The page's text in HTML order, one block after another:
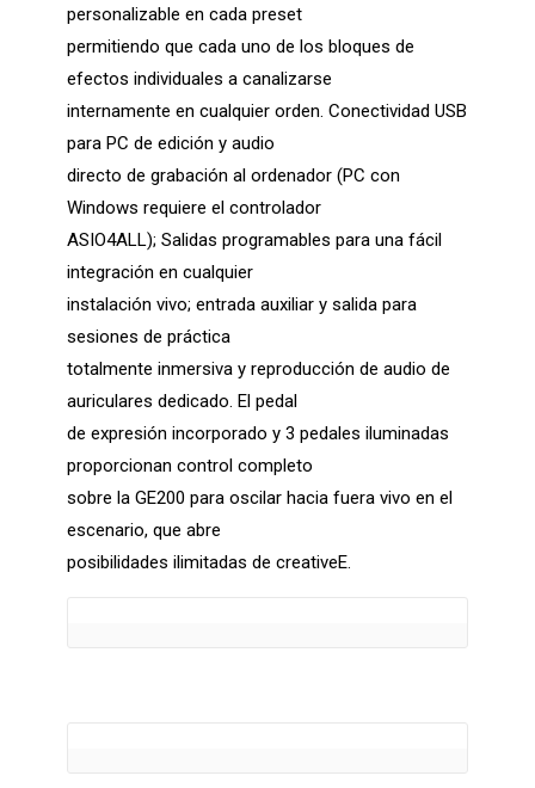
personalizable en cada preset
permitiendo que cada uno de los bloques de
efectos individuales a canalizarse
internamente en cualquier orden. Conectividad USB
para PC de edición y audio
directo de grabación al ordenador (PC con
Windows requiere el controlador
ASIO4ALL); Salidas programables para una fácil
integración en cualquier
instalación vivo; entrada auxiliar y salida para
sesiones de práctica
totalmente inmersiva y reproducción de audio de
auriculares dedicado. El pedal
de expresión incorporado y 3 pedales iluminadas
proporcionan control completo
sobre la GE200 para oscilar hacia fuera vivo en el
escenario, que abre
posibilidades ilimitadas de creativeE.